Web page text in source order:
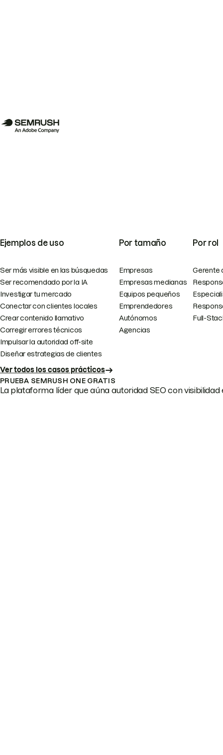
Ejemplos de uso
Ser más visible en las búsquedas
Ser recomendado por la IA
Investigar tu mercado
Conectar con clientes locales
Crear contenido llamativo
Corregir errores técnicos
Impulsar la autoridad off-site
Diseñar estrategias de clientes
Ver todos los casos prácticos
Por tamaño
Empresas
Empresas medianas
Equipos pequeños
Emprendedores
Autónomos
Agencias
Por rol
Gerente
Full-
PRUEBA SEMRUSH ONE GRATIS
La plataforma líder que aúna autoridad SEO con visibilidad